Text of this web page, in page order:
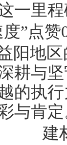
一里
”点赞
阳地
耕与
的执
与肯